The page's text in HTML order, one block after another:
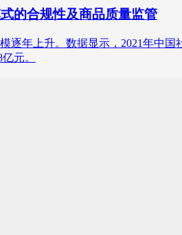
的合规性及商品质量监管
年上升。数据显示，2021年中
元。